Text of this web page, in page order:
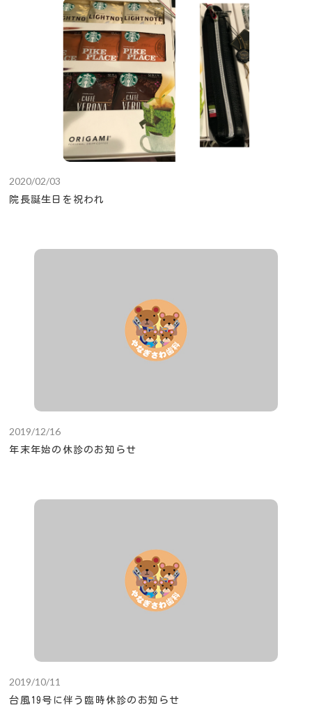
2020/02/03
院長誕生日を祝われ
2019/12/16
年末年始の休診のお知らせ
2019/10/11
台風19号に伴う臨時休診のお知らせ